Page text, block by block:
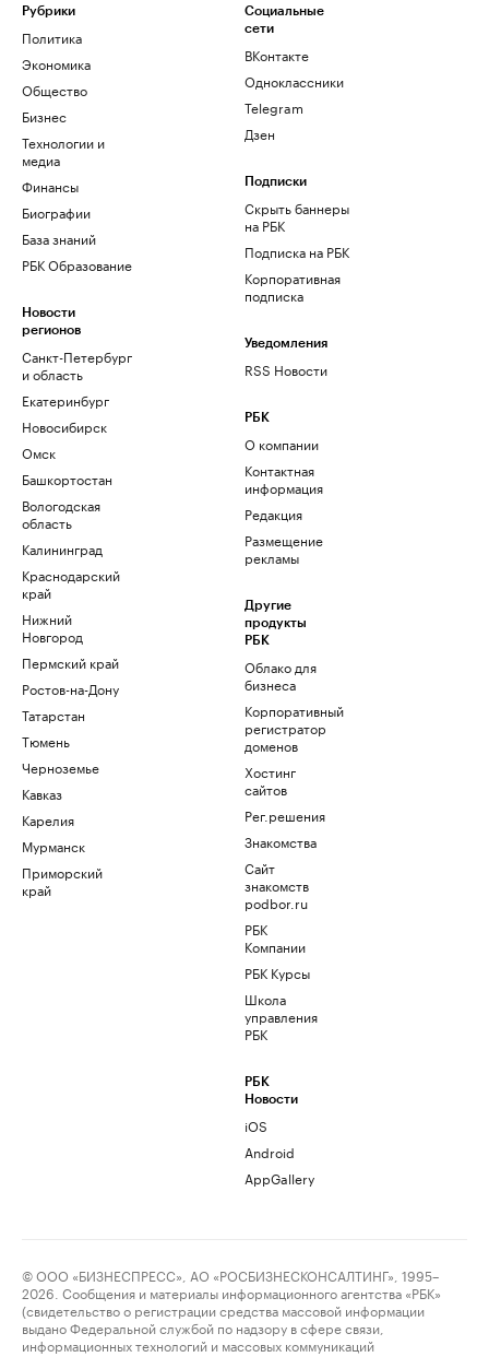
Рубрики
Политика
Экономика
Общество
Бизнес
Технологии и
медиа
Финансы
Биографии
База знаний
РБК Образование
Новости
регионов
Санкт-Петербург
и область
Екатеринбург
Новосибирск
Омск
Башкортостан
Вологодская
область
Калининград
Краснодарский
край
Нижний
Новгород
Пермский край
Ростов-на-Дону
Татарстан
Тюмень
Черноземье
Кавказ
Карелия
Мурманск
Приморский
край
Социальные
сети
ВКонтакте
Одноклассники
Telegram
Дзен
Подписки
Скрыть баннеры
на РБК
Подписка на РБК
Корпоративная
подписка
Уведомления
RSS Новости
РБК
О компании
Контактная
информация
Редакция
Размещение
рекламы
Другие
продукты
РБК
Облако для
бизнеса
Корпоративный
регистратор
доменов
Хостинг
сайтов
Рег.решения
Знакомства
Сайт
знакомств
podbor.ru
РБК
Компании
РБК Курсы
Школа
управления
РБК
РБК
Новости
iOS
Android
AppGallery
© ООО «БИЗНЕСПРЕСС», АО «РОСБИЗНЕСКОНСАЛТИНГ», 1995–
2026. Сообщения и материалы информационного агентства «РБК»
(свидетельство о регистрации средства массовой информации
выдано Федеральной службой по надзору в сфере связи,
информационных технологий и массовых коммуникаций